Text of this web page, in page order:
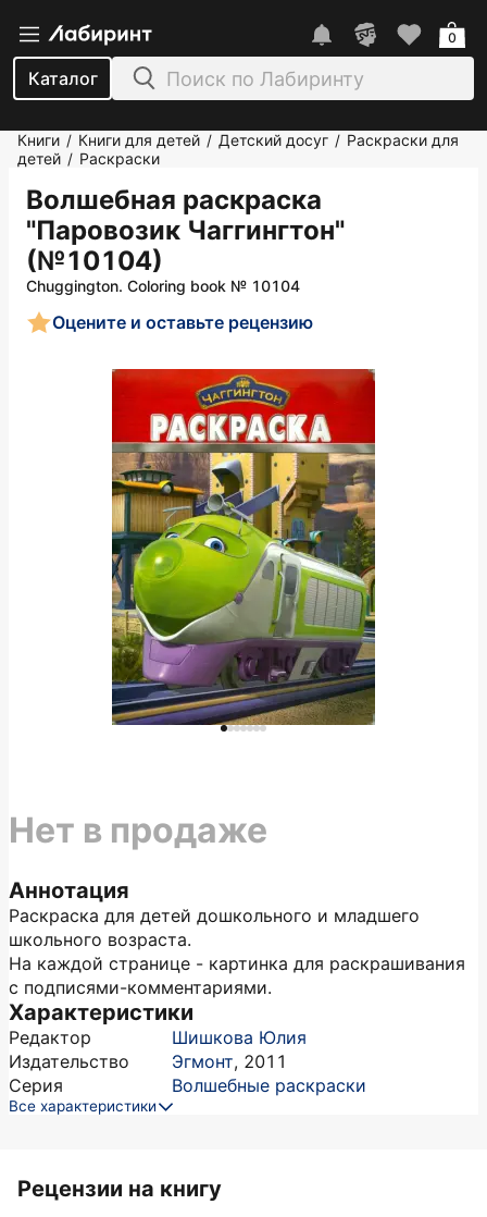
Каталог
0
Книги / Книги для детей / Детский досуг / Раскраски для
детей / Раскраски
Волшебная раскраска
"Паровозик Чаггингтон"
(№10104)
Chuggington. Coloring book № 10104
Оцените и оставьте рецензию
Аннотация
Раскраска для детей дошкольного и младшего
школьного возраста.
На каждой странице - картинка для раскрашивания
с подписями-комментариями.
Характеристики
Редактор
Шишкова Юлия
Издательство
Эгмонт, 2011
Серия
Волшебные раскраски
Все характеристики
Нет в продаже
Рецензии на книгу